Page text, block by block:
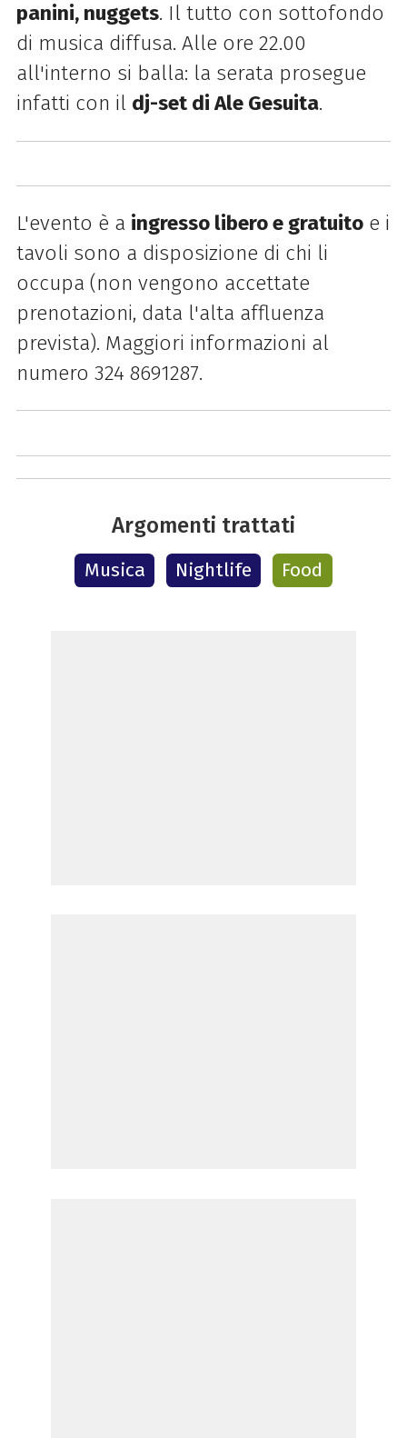
panini, nuggets. Il tutto con sottofondo
di musica diffusa. Alle ore 22.00
all'interno si balla: la serata prosegue
infatti con il dj-set di Ale Gesuita.
L'evento è a ingresso libero e gratuitoe i
tavoli sono a disposizione di chi li
occupa (non vengono accettate
prenotazioni, data l'alta affluenza
prevista). Maggiori informazioni al
numero 324 8691287.
Argomenti trattati
Musica Nightlife Food